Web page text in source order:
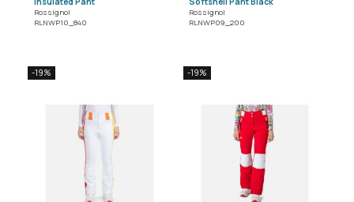
Rossignol
RLNWP10_840
Rossignol
RLNWP09_200
-19% -19%